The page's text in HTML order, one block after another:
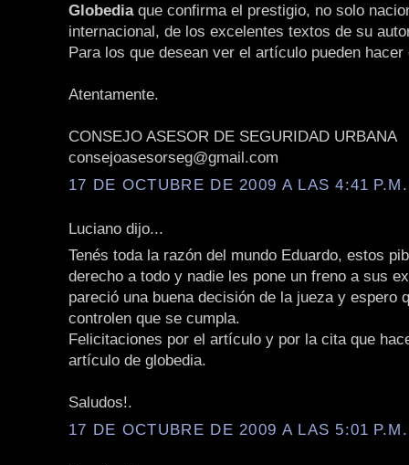
Globediaque confirma el prestigio, no solo
internacional, de los excelentes textos de su
Para los que desean ver el artículo pueden
Atentamente.
CONSEJO ASESOR DE SEGURIDAD URBANA
consejoasesorseg@gmail.com
17 DE OCTUBRE DE 2009 A LAS 4:41 P.M.
Luciano dijo...
Tenés toda la razón del mundo Eduardo, estos
derecho a todo y nadie les pone un freno a sus
pareció una buena decisión de la jueza y espero
controlen que se cumpla.
Felicitaciones por el artículo y por la cita que
artículo de globedia.
Saludos!.
17 DE OCTUBRE DE 2009 A LAS 5:01 P.M.